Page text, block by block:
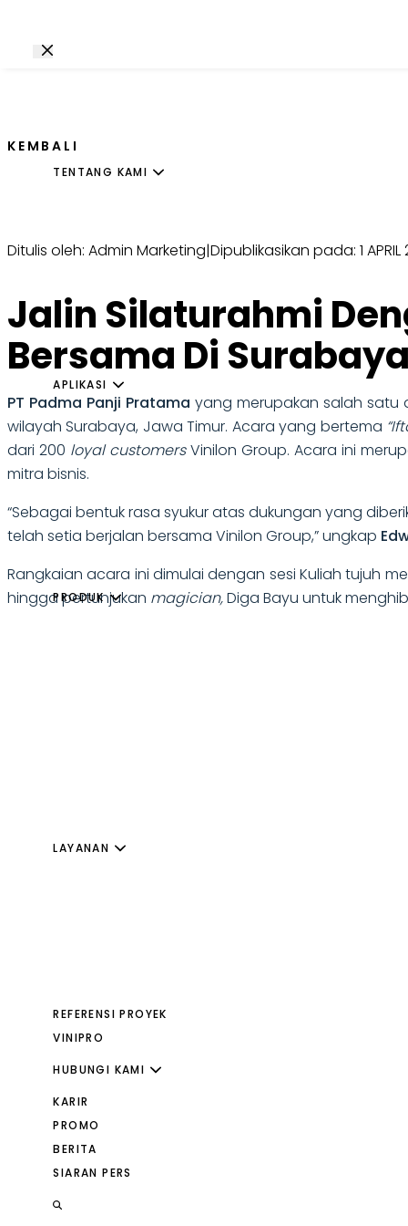
TENTANG KAMI
APLIKASI
PRODUK
LAYANAN
REFERENSI PROYEK
VINIPRO
HUBUNGI KAMI
KARIR
PROMO
BERITA
SIARAN PERS
KEMBALI
Ditulis oleh: Admin Marketing|Dipublikasikan pada: 1 APRIL
Jalin Silaturahmi
Bersama Di Surabaya
PT Padma Panji Pratama yang merupakan salah satu
wilayah Surabaya, Jawa Timur. Acara yang bertema
dari 200 loyal customersVinilon Group. Acara ini
mitra bisnis.
“Sebagai bentuk rasa syukur atas dukungan yang
telah setia berjalan bersama Vinilon Group,” ungkap
Rangkaian acara ini dimulai dengan sesi Kuliah tujuh
hingga pertunjukan magician,Diga Bayu untuk